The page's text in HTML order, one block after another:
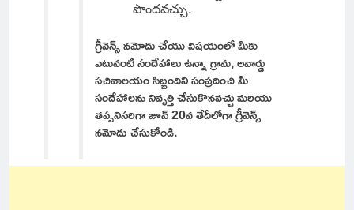
పొందవచ్చు.
గ్రీవెన్స్ నమోదు చేయు విషయంలో మీకు
ఎటువంటి సందేహాలు ఉన్నా గ్రామ, అవార్డు
సచివాలయం సిబ్బందిని సంప్రదించి మీ
సందేహాలను నివృత్తి చేసుకొనవచ్చు మరియు
తప్పనిసరిగా జూన్ 20వ తేదీలోగా గ్రీవెన్స్
నమోదు చేసుకోండి.